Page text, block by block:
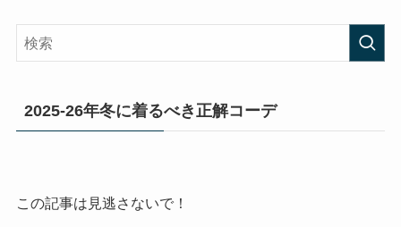
2025-26年冬に着るべき正解コーデ
この記事は見逃さないで！